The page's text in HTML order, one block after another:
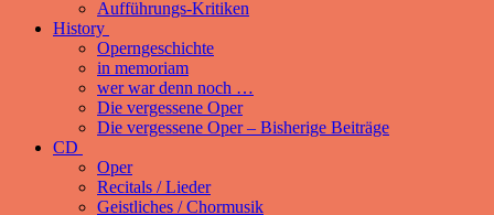
Aufführungs-Kritiken
History
Operngeschichte
in memoriam
wer war denn noch …
Die vergessene Oper
Die vergessene Oper – Bisherige Beiträge
CD
Oper
Recitals / Lieder
Geistliches / Chormusik